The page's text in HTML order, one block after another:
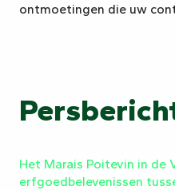
ontmoetingen die uw
Het Marais Poitevin in de
erfgoedbelevenissen